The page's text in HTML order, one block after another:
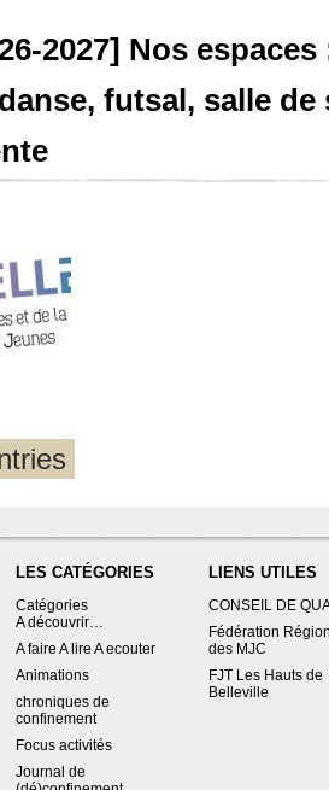
2027] Nos
futsal, salle de
LES CATÉGORIES
Catégories
A découvrir…
A faire A lire A ecouter
Animations
chroniques de
confinement
Focus activités
Journal de
LIENS UTILES
CONSEIL DE
Fédération
des MJC
FJT Les Hauts de
Belleville